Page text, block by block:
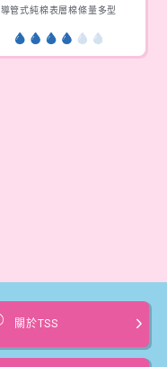
導管式純棉表層棉條量多型
關於TSS